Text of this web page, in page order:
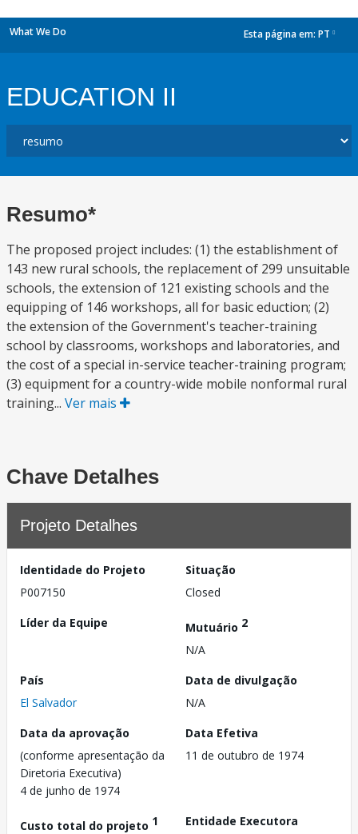
What We Do Esta página em: PT
EDUCATION II
Resumo*
The proposed project includes: (1) the establishment of
143 new rural schools, the replacement of 299 unsuitable
schools, the extension of 121 existing schools and the
equipping of 146 workshops, all for basic eduction; (2)
the extension of the Government's teacher-training
school by classrooms, workshops and laboratories, and
the cost of a special in-service teacher-training program;
(3) equipment for a country-wide mobile nonformal rural
training... Ver mais
Chave Detalhes
Projeto Detalhes
Identidade do Projeto
P007150
Situação
Closed
Líder da Equipe
Mutuário 2
N/A
País
El Salvador
Data de divulgação
N/A
Data da aprovação
(conforme apresentação da
Diretoria Executiva)
4 de junho de 1974
Data Efetiva
11 de outubro de 1974
Custo total do projeto 1
Entidade Executora